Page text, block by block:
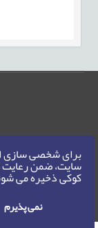
برای شخصی سازی
سایت، ضمن رعایت
کوکی ذخیره می
نمی پذیرم